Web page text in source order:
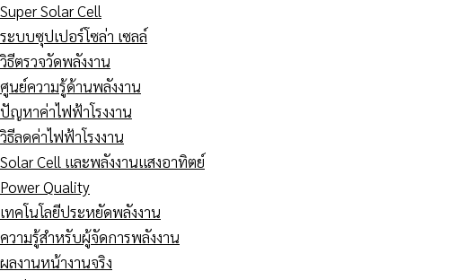
Super Solar Cell
ระบบซุปเปอร์โซล่า เซลล์
วิธีตรวจวัดพลังงาน
ศูนย์ความรู้ด้านพลังงาน
ปัญหาค่าไฟฟ้าโรงงาน
วิธีลดค่าไฟฟ้าโรงงาน
Solar Cell และพลังงานแสงอาทิตย์
Power Quality
เทคโนโลยีประหยัดพลังงาน
ความรู้สำหรับผู้จัดการพลังงาน
ผลงานหน้างานจริง